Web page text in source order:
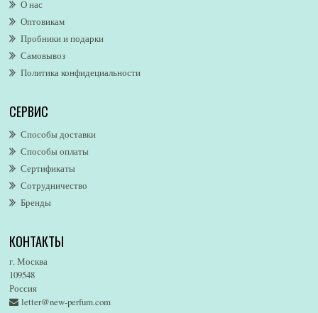
Alexandre. J
Alford & Hoff
Alfred Dunhill
Alfred Ritchy
Alfred Sung
AllSaints
Alsayad
Altaia
Alvarez Gomez
Alviero Martini
Alyson Oldoini
American Eagle
Amore Segreto
Amorino
Amouage
О нас
Оптовикам
Пробники и подарки
Самовывоз
Политика конфидециальности
СЕРВИС
Способы доставки
Способы оплаты
Сертификаты
Сотрудничество
Бренды
КОНТАКТЫ
г. Москва
109548
Россия
letter@new-perfum.com